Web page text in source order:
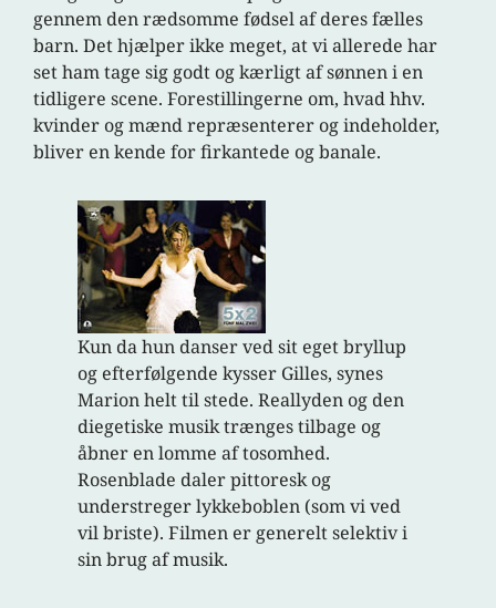
gennem den rædsomme fødsel af deres fælles
barn. Det hjælper ikke meget, at vi allerede har
set ham tage sig godt og kærligt af sønnen i en
tidligere scene. Forestillingerne om, hvad hhv.
kvinder og mænd repræsenterer og indeholder,
bliver en kende for firkantede og banale.
Kun da hun danser ved sit eget bryllup
og efterfølgende kysser Gilles, synes
Marion helt til stede. Reallyden og den
diegetiske musik trænges tilbage og
åbner en lomme af tosomhed.
Rosenblade daler pittoresk og
understreger lykkeboblen (som vi ved
vil briste). Filmen er generelt selektiv i
sin brug af musik.